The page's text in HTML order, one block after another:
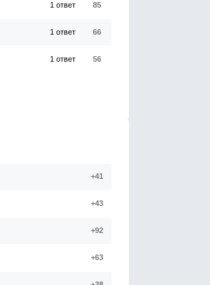
1 ответ 85
1 ответ 66
1 ответ 56
+41
+43
+92
+63